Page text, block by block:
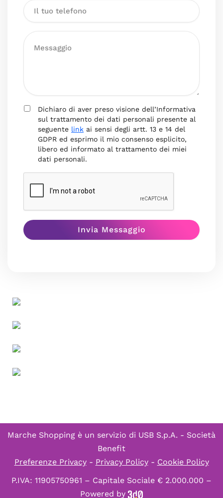
Dichiaro di aver preso visione dell’Informativa
sul trattamento dei dati personali presente al
seguente link ai sensi degli artt. 13 e 14 del
GDPR ed esprimo il mio consenso esplicito,
libero ed informato al trattamento dei miei
dati personali.
Marche Shopping è un servizio di USB S.p.A. - Società
Benefit
Preferenze Privacy- Privacy Policy- Cookie Policy
P.IVA: 11905750961 – Capitale Sociale € 2.000.000 –
Powered by